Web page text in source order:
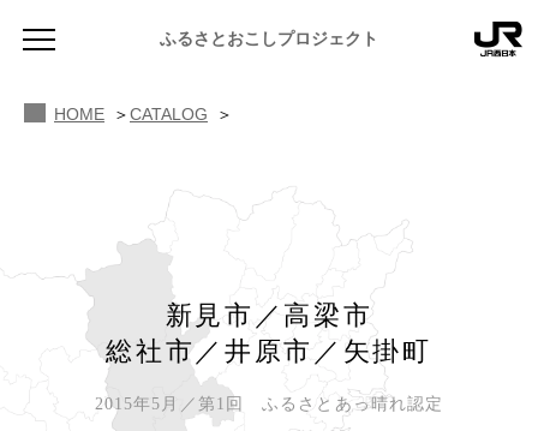
ふるさとおこしプロジェクト
お知らせ
地域のよみもの
HOME CATALOG
新見市／高梁市
総社市／井原市／矢掛町
2015年5月／第1回 ふるさとあっ晴れ認定